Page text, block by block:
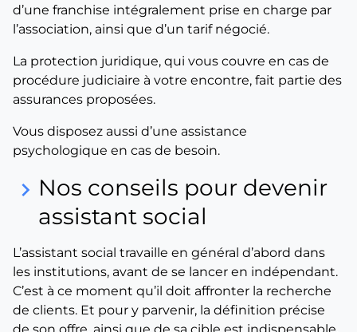
d’une franchise intégralement prise en charge par
l’association, ainsi que d’un tarif négocié.
La protection juridique, qui vous couvre en cas de
procédure judiciaire à votre encontre, fait partie des
assurances proposées.
Vous disposez aussi d’une assistance
psychologique en cas de besoin.
keyboard_arrow_right Nos conseils pour devenir
assistant social
L’assistant social travaille en général d’abord dans
les institutions, avant de se lancer en indépendant.
C’est à ce moment qu’il doit affronter la recherche
de clients. Et pour y parvenir, la définition précise